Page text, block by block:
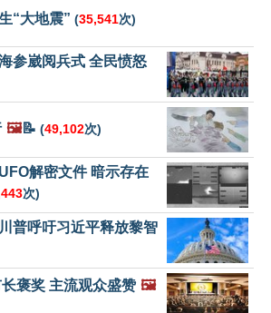
“大地震” (35,541次)
参崴阅兵式 全民愤怒
🖼️📝 (49,102次)
解密文件 暗示存在
次)
普呼吁习近平释放黎智
褒奖 主流观众盛赞 🖼️